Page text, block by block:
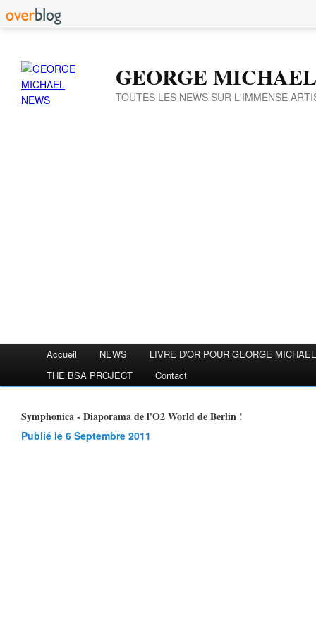
GEORGE
TOUTES LES NEWS SUR L'IMMENSE
Accueil NEWS
LIVRE D'OR POUR GEORGE MICHAEL
THE BSA PROJECT
Contact
Symphonica - Diaporama de l'O2 World de Berlin !
Publié le 6 Septembre 2011